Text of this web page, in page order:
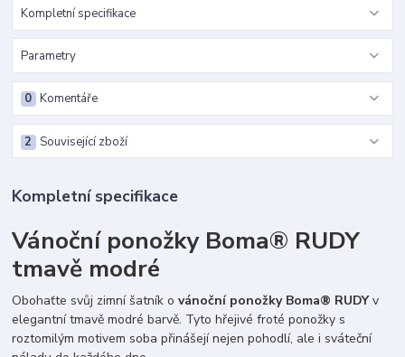
Kompletní specifikace
Parametry
Komentáře
0
Související zboží
2
Kompletní specifikace
Vánoční ponožky Boma® RUDY
tmavě modré
Obohaťte svůj zimní šatník ovánoční ponožky Boma® RUDYv
elegantní tmavě modré barvě. Tyto hřejivé froté ponožky s
roztomilým motivem soba přinášejí nejen pohodlí, ale i sváteční